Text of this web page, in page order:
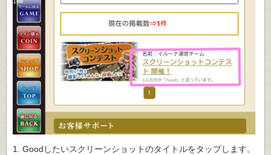
1. Goodしたいスクリーンショットのタイトルをタップします。